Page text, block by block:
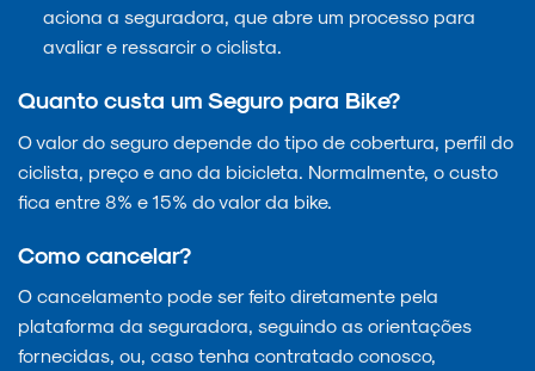
aciona a seguradora, que abre um processo para
avaliar e ressarcir o ciclista.
Quanto custa um Seguro para Bike?
O valor do seguro depende do tipo de cobertura, perfil do
ciclista, preço e ano da bicicleta. Normalmente, o custo
fica entre 8% e 15% do valor da bike.
Como cancelar?
O cancelamento pode ser feito diretamente pela
plataforma da seguradora, seguindo as orientações
fornecidas, ou, caso tenha contratado conosco,